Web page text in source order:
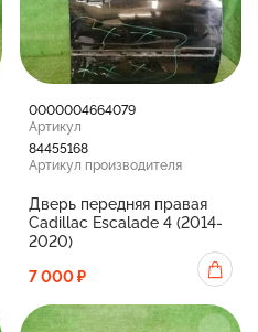
0000004664079
Артикул
84455168
Артикул производителя
Дверь передняя правая
Cadillac Escalade 4 (2014-
2020)
7 000 ₽